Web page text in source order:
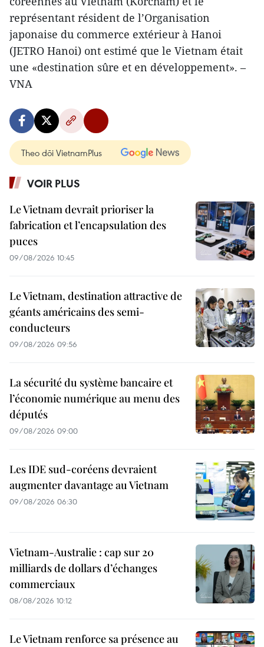
représentant résident de l’Organisation
japonaise du commerce extérieur à Hanoi
(JETRO Hanoi) ont estimé que le Vietnam était
une «destination sûre et en développement». –
VNA
Theo dõi VietnamPlus
VOIR PLUS
Le Vietnam devrait prioriser la
fabrication et l’encapsulation des
puces
09/08/2026 10:45
Le Vietnam, destination attractive de
géants américains des semi-
conducteurs
09/08/2026 09:56
La sécurité du système bancaire et
l’économie numérique au menu des
députés
09/08/2026 09:00
Les IDE sud-coréens devraient
augmenter davantage au Vietnam
09/08/2026 06:30
Vietnam-Australie : cap sur 20
milliards de dollars d’échanges
commerciaux
08/08/2026 10:12
Le Vietnam renforce sa présence au